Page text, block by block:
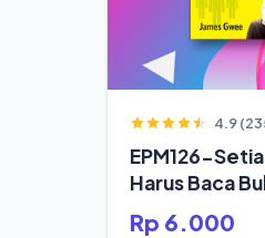
4.9
EPM126-
Harus Baca
Rp 6.000